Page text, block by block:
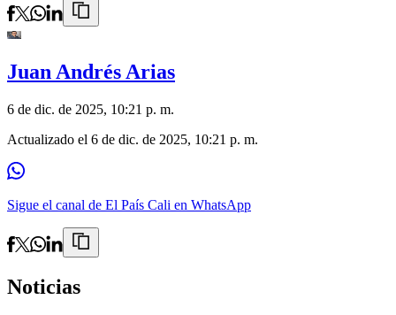
Juan Andrés Arias
6 de dic. de 2025, 10:21 p. m.
Actualizado el 6 de dic. de 2025, 10:21 p. m.
Sigue el canal de El País Cali en WhatsApp
Noticias